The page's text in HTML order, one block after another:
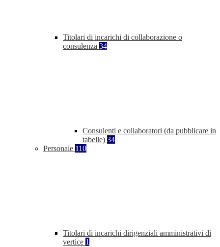
Titolari di incarichi di collaborazione o
consulenza 34
Consulenti e collaboratori (da pubblicare in
tabelle) 34
Personale 110
Titolari di incarichi dirigenziali amministrativi di
vertice 1